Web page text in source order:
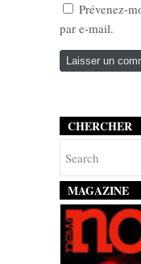
Prévenez-
par e-mail.
CHERCHER
MAGAZINE